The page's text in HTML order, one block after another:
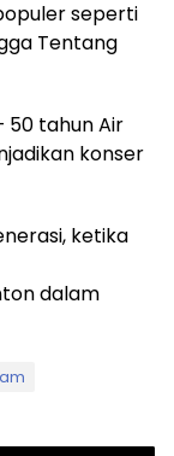
seperti
Tentang
50 tahun Air
konser
ketika
dalam